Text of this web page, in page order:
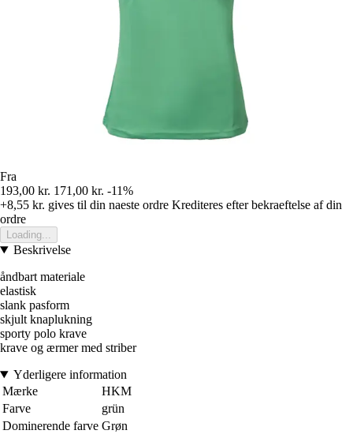
Fra
193,00 kr. 171,00 kr. -11%
+8,55 kr. gives til din naeste ordre Krediteres efter bekraeftelse af din
ordre
Loading...
Beskrivelse
åndbart materiale
elastisk
slank pasform
skjult knaplukning
sporty polo krave
krave og ærmer med striber
Yderligere information
Mærke
HKM
Farve
grün
Dominerende farve Grøn